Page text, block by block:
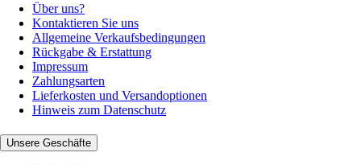
Über uns?
Kontaktieren Sie uns
Allgemeine Verkaufsbedingungen
Rückgabe & Erstattung
Impressum
Zahlungsarten
Lieferkosten und Versandoptionen
Hinweis zum Datenschutz
Unsere Geschäfte